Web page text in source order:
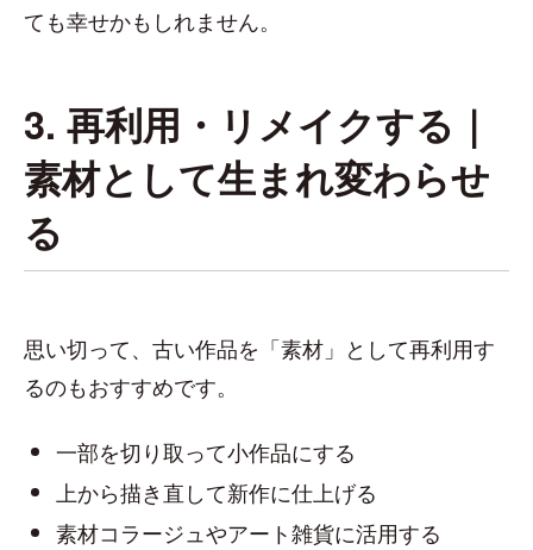
ても幸せかもしれません。
3. 再利用・リメイクする｜
素材として生まれ変わらせ
る
思い切って、古い作品を「素材」として再利用す
るのもおすすめです。
一部を切り取って小作品にする
上から描き直して新作に仕上げる
素材コラージュやアート雑貨に活用する